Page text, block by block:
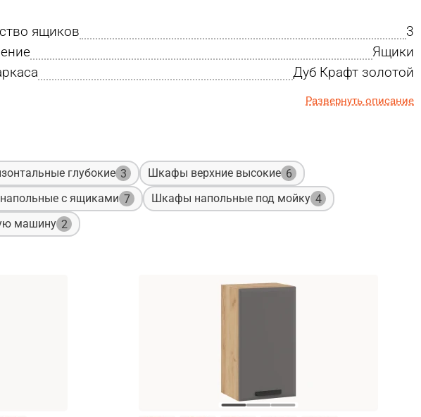
ящиков
3
Ящики
Дуб Крафт золотой
Развернуть описание
глубокие 3 Шкафы верхние высокие 6
с ящиками 7 Шкафы напольные под мойку 4
машину 2